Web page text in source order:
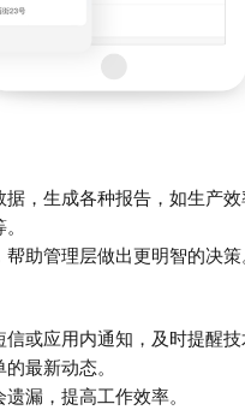
，生成各种报告，如生产效
助管理层做出更明智的决策
或应用内通知，及时提醒
最新动态。
漏，提高工作效率。